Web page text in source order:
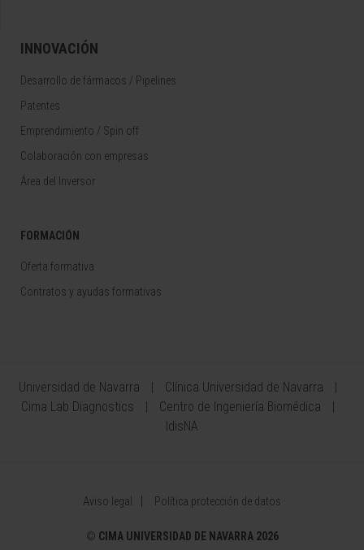
INNOVACIÓN
Desarrollo de fármacos / Pipelines
Patentes
Emprendimiento / Spin off
Colaboración con empresas
Área del Inversor
FORMACIÓN
Oferta formativa
Contratos y ayudas formativas
Universidad de Navarra
Clínica Universidad de Navarra
Cima Lab Diagnostics
Centro de Ingeniería Biomédica
IdisNA
Aviso legal Política protección de datos
© CIMA UNIVERSIDAD DE NAVARRA 2026